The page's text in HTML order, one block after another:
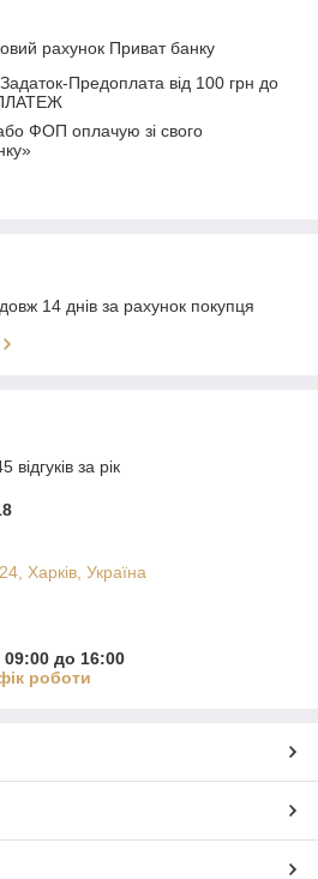
рахунок Приват банку
Предоплата від 100 грн до
ФОП оплачую зі свого
14 днів за рахунок покупця
за рік
Харків, Україна
до 16:00
роботи